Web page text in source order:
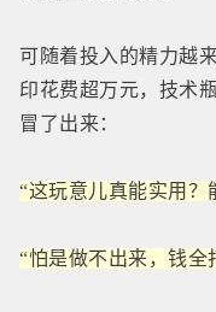
可随着投入的精力越
印花费超万元，技术
冒了出来：
“这玩意儿真能实用？
“怕是做不出来，钱全